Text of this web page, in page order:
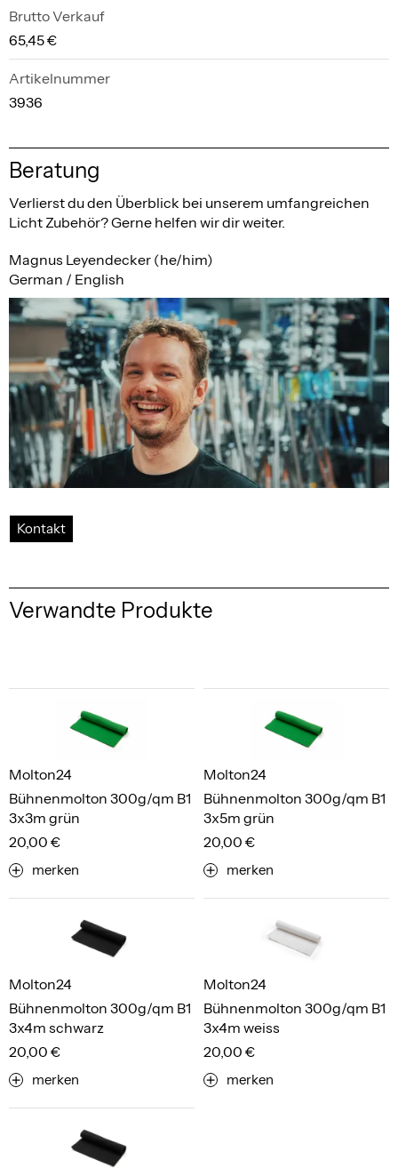
Brutto Verkauf
65,45 €
Artikelnummer
3936
Beratung
Verlierst du den Überblick bei unserem umfangreichen
Licht Zubehör? Gerne helfen wir dir weiter.
Magnus Leyendecker (he/him)
German / English
Kontakt
Verwandte Produkte
Bühnenmolton 300g/qm B1
3x3m grün
Molton24
20,00 €
merken
Bühnenmolton 300g/qm B1
3x5m grün
Molton24
20,00 €
merken
Bühnenmolton 300g/qm B1
3x4m schwarz
Molton24
20,00 €
merken
Bühnenmolton 300g/qm B1
3x4m weiss
Molton24
20,00 €
merken